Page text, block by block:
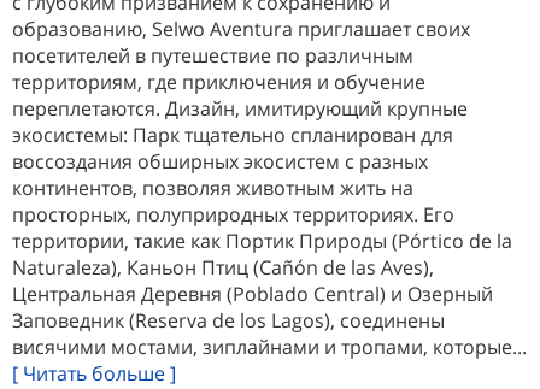
образованию, Selwo Aventura приглашает своих
посетителей в путешествие по различным
территориям, где приключения и обучение
переплетаются. Дизайн, имитирующий крупные
экосистемы: Парк тщательно спланирован для
воссоздания обширных экосистем с разных
континентов, позволяя животным жить на
просторных, полуприродных территориях. Его
территории, такие как Портик Природы (Pórtico de la
Naturaleza), Каньон Птиц (Cañón de las Aves),
Центральная Деревня (Poblado Central) и Озерный
Заповедник (Reserva de los Lagos), соединены
висячими мостами, зиплайнами и тропами, которые...
[ Читать больше ]